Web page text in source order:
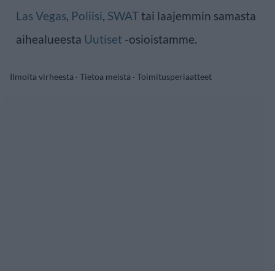
Las Vegas, Poliisi, SWATtai laajemmin samasta
aihealueesta Uutiset -osioistamme.
Ilmoita virheestä · Tietoa meistä · Toimitusperiaatteet